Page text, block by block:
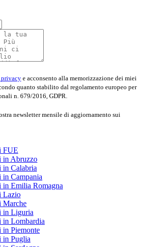
e acconsento alla memorizzazione dei miei
quanto stabilito dal regolamento europeo per
n. 679/2016, GDPR.
newsletter mensile di aggiornamento sui
FUE
in Abruzzo
in Calabria
in Campania
in Emilia Romagna
Lazio
Marche
in Liguria
in Lombardia
in Piemonte
in Puglia